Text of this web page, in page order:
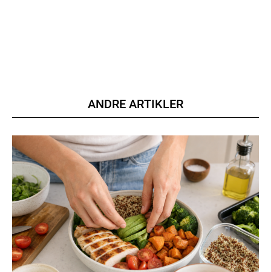
100DKK / year
Etiam est nibh, lobortis sit
Praesent euismod ac
Ut mollis pellentesque tortor
Nullam eu erat condimentum
Donec quis est ac felis
Orci varius natoque dolor
ANDRE ARTIKLER